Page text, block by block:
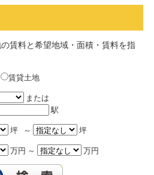
賃料と希望地域・面積・賃料を指
賃貸土地
または
駅
坪 ～ 坪
万円 ～ 万円